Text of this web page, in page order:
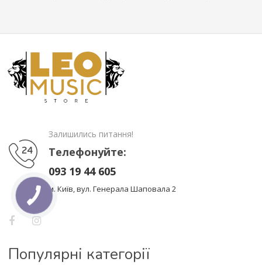
Залишились питання!
Телефонуйте:
093 19 44 605
м. Київ, вул. Генерала Шаповала 2
Популярні категорії